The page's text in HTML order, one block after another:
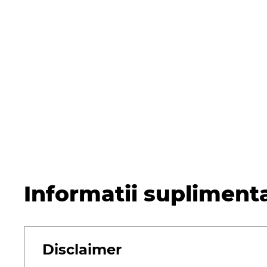
Informatii
Disclaimer